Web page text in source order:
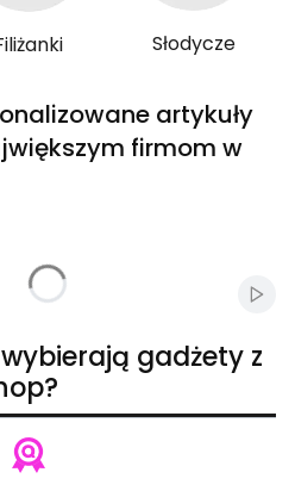
Słodycze
artykuły
firmom w
gadżety z